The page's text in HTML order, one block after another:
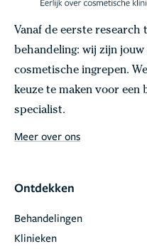
Vanaf de eerste
behandeling: wij zijn
cosmetische ingrepen.
keuze te maken voor een
specialist.
Meer over ons
Ontdekken
Behandelingen
Klinieken